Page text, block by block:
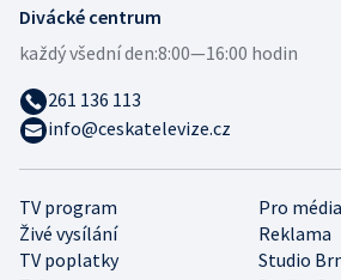
TV program
Pro média
Živé vysílání
Reklama
TV poplatky
Studio
Divácké centrum
každý všední den:8:00—16:00 hodin
261 136 113
info@ceskatelevize.cz